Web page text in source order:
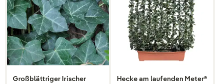
Großblättriger Irischer
Hecke am laufenden Meter®